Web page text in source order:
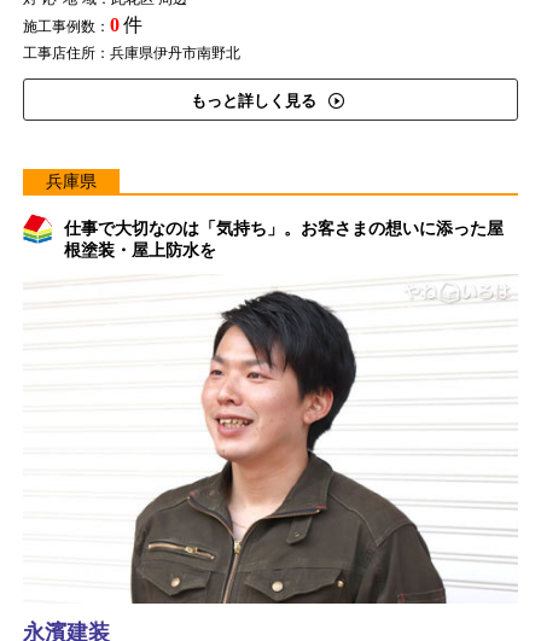
施工事例数： 0件
工事店住所：兵庫県伊丹市南野北
もっと詳しく見る
兵庫県
仕事で大切なのは「気持ち」。お客さまの想いに添った屋
根塗装・屋上防水を
永濱建装